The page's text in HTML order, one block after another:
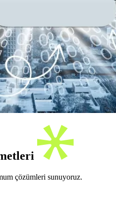
çözümleri sunuyoruz.